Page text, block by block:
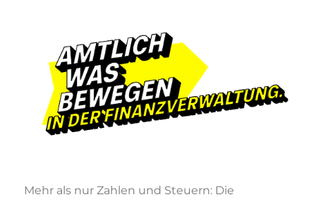
Mehr als nur Zahlen und Steuern: Die